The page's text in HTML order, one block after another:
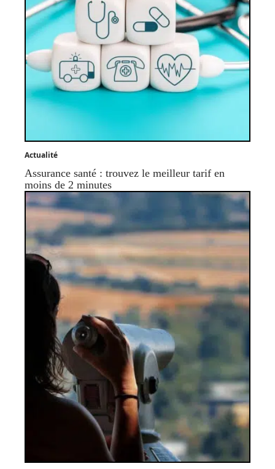
Actualité
Assurance santé : trouvez le meilleur tarif en
moins de 2 minutes